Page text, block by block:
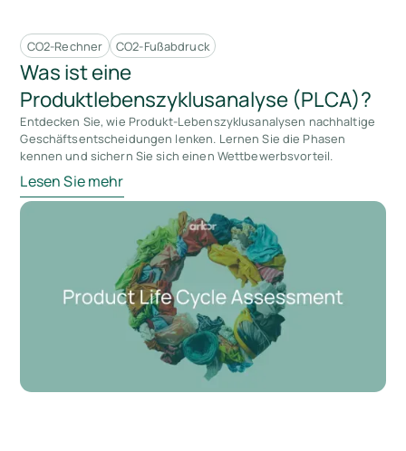
CO2-Rechner CO2-Fußabdruck
Was ist eine
Produktlebenszyklusanalyse (PLCA)?
Entdecken Sie, wie Produkt-Lebenszyklusanalysen nachhaltige
Geschäftsentscheidungen lenken. Lernen Sie die Phasen
kennen und sichern Sie sich einen Wettbewerbsvorteil.
Lesen Sie mehr